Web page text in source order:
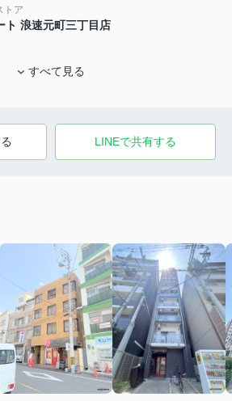
トア
ト 浪速元町三丁目店
すべて見る
LINEで共有する